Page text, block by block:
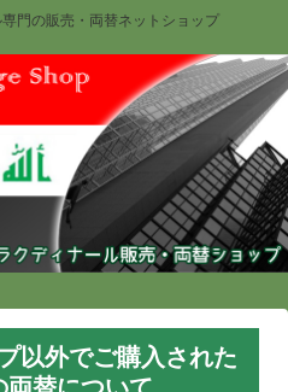
門の販売・両替ネットショップ
以外でご購入された